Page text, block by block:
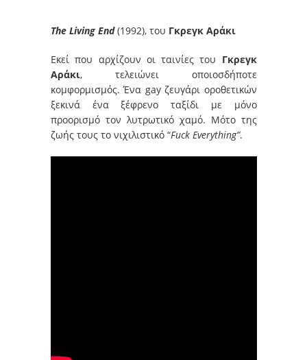
The Living End (1992), του Γκρεγκ Αράκι
Εκεί που αρχίζουν οι ταινίες του Γκρεγκ
Αράκι, τελειώνει οποιοσδήποτε
κομφορμισμός. Ένα gay ζευγάρι οροθετικών
ξεκινά ένα ξέφρενο ταξίδι με μόνο
προορισμό τον λυτρωτικό χαμό. Μότο της
ζωής τους το νιχιλιστικό “Fuck Everything”.